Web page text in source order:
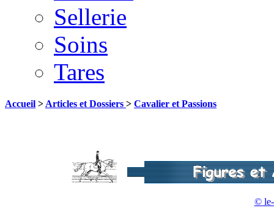
Sellerie
Soins
Tares
Accueil > Articles et Dossiers > Cavalier et Passions
© le-